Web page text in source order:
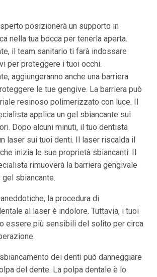
posizionerà un supporto in
nella tua bocca per tenerla aperta.
il team sanitario ti farà indossare
per proteggere i tuoi occhi.
aggiungeranno anche una barriera
le tue gengive. La barriera può
resinoso polimerizzato con luce. Il
applica un gel sbiancante sui
Dopo alcuni minuti, il tuo dentista
laser sui tuoi denti. Il laser riscalda il
inizia le sue proprietà sbiancanti. Il
rimuoverà la barriera gengivale
sbiancante.
la procedura di
al laser è indolore. Tuttavia, i tuoi
essere più sensibili del solito per circa
dei denti può danneggiare
del dente. La polpa dentale è lo